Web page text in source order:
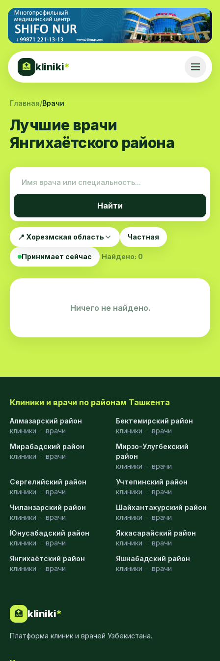
🏥 kliniki*
Главная/Врачи
Лучшие врачи
Янгихаётского района
Найти
📍 Хорезмская область Частная
Принимает сейчас Найдено: 0
Ничего не найдено.
Клиники и врачи по районам Ташкента
Алмазарский район
клиники · врачи
Бектемирский район
клиники · врачи
Мирабадский район
клиники · врачи
Мирзо-Улугбекский
район
клиники · врачи
Сергелийский район
клиники · врачи
Учтепинский район
клиники · врачи
Чиланзарский район
клиники · врачи
Шайхантахурский район
клиники · врачи
Юнусабадский район
клиники · врачи
Яккасарайский район
клиники · врачи
Янгихаётский район
клиники · врачи
Яшнабадский район
клиники · врачи
🏥 kliniki*
Платформа клиник и врачей Узбекистана.